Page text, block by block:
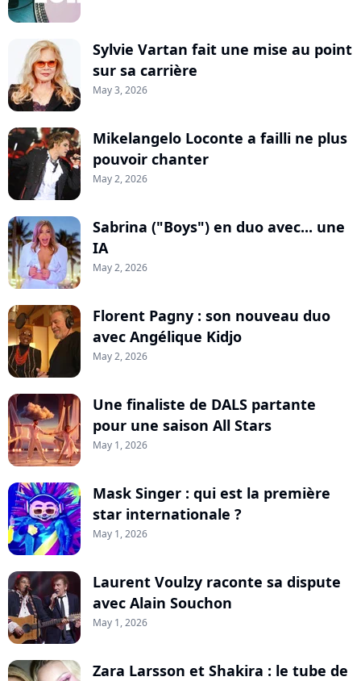
Sylvie Vartan fait une mise au point
sur sa carrière
May 3, 2026
Mikelangelo Loconte a failli ne plus
pouvoir chanter
May 2, 2026
Sabrina ("Boys") en duo avec... une
IA
May 2, 2026
Florent Pagny : son nouveau duo
avec Angélique Kidjo
May 2, 2026
Une finaliste de DALS partante
pour une saison All Stars
May 1, 2026
Mask Singer : qui est la première
star internationale ?
May 1, 2026
Laurent Voulzy raconte sa dispute
avec Alain Souchon
May 1, 2026
Zara Larsson et Shakira : le tube de